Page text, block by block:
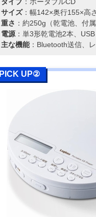
サイズ：幅142×奥行155×高
重さ ：約250g（乾電池、付属
電源：単3形乾電池2本、USB
主な機能：Bluetooth送信、
PICK UP②